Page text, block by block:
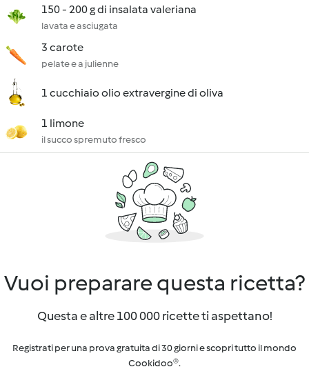
150 - 200 g di insalata valeriana
lavata e asciugata
3 carote
pelate e a julienne
1 cucchiaio olio extravergine di oliva
1 limone
il succo spremuto fresco
Vuoi preparare questa ricetta?
Questa e altre 100 000 ricette ti aspettano!
Registrati per una prova gratuita di 30 giorni e scopri tutto il mondo
Cookidoo®.